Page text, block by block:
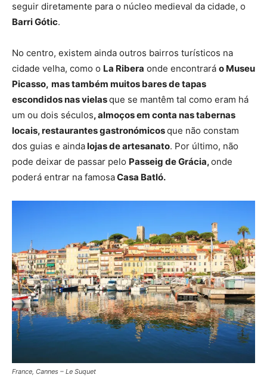
seguir diretamente para o núcleo medieval da cidade, o
Barri Gótic.
No centro, existem ainda outros bairros turísticos na
cidade velha, como o La Ribera onde encontrará o Museu
Picasso, mas também muitos bares de tapas
escondidos nas vielasque se mantêm tal como eram há
um ou dois séculos, almoços em conta nas tabernas
locais, restaurantes gastronómicosque não constam
dos guias e aindalojas de artesanato. Por último, não
pode deixar de passar pelo Passeig de Grácia,onde
poderá entrar na famosaCasa Batló.
France, Cannes – Le Suquet